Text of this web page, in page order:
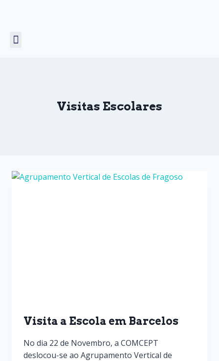
Visitas Escolares
Visita a Escola em Barcelos
No dia 22 de Novembro, a COMCEPT
deslocou-se ao Agrupamento Vertical de